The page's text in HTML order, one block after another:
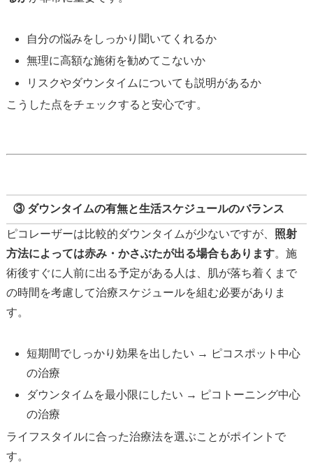
自分の悩みをしっかり聞いてくれるか
無理に高額な施術を勧めてこないか
リスクやダウンタイムについても説明があるか
こうした点をチェックすると安心です。
③ ダウンタイムの有無と生活スケジュールのバランス
ピコレーザーは比較的ダウンタイムが少ないですが、 照射
方法によっては赤み・かさぶたが出る場合もあります。施
術後すぐに人前に出る予定がある人は、肌が落ち着くまで
の時間を考慮して治療スケジュールを組む必要がありま
す。
短期間でしっかり効果を出したい → ピコスポット中心
の治療
ダウンタイムを最小限にしたい → ピコトーニング中心
の治療
ライフスタイルに合った治療法を選ぶことがポイントで
す。